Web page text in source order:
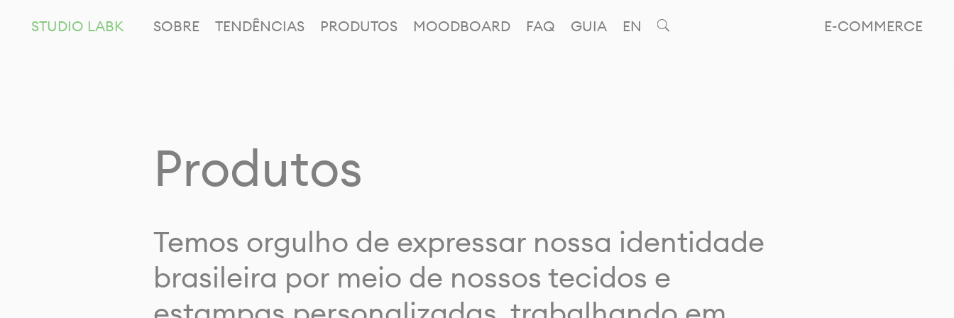
E-COMMERCE
STUDIO LABK SOBRE TENDÊNCIAS PRODUTOS MOODBOARD FAQ GUIA EN
Produtos
Temos orgulho de expressar nossa identidade
brasileira por meio de nossos tecidos e